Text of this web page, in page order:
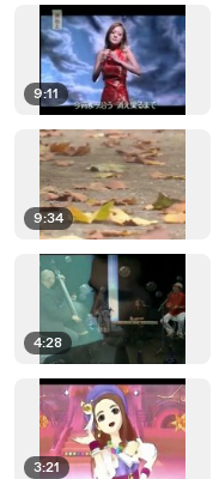
9:11
9:34
4:28
3:21